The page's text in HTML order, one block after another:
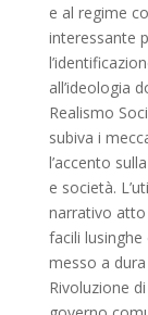
e al regime
interessante
all’ideologia
Realismo
subiva i
l’accento
e società.
narrativo
facili
messo a dura
Rivoluzione